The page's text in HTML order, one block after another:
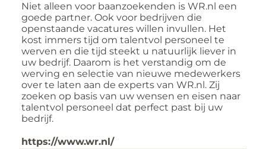
Niet alleen voor baanzoekenden is WR.nl een
goede partner. Ook voor bedrijven die
openstaande vacatures willen invullen. Het
kost immers tijd om talentvol personeel te
werven en die tijd steekt u natuurlijk liever in
uw bedrijf. Daarom is het verstandig om de
werving en selectie van nieuwe medewerkers
over te laten aan de experts van WR.nl. Zij
zoeken op basis van uw wensen en eisen naar
talentvol personeel dat perfect past bij uw
bedrijf.
https://www.wr.nl/